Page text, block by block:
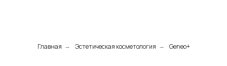
Главная → Эстетическая косметология → Geneo+